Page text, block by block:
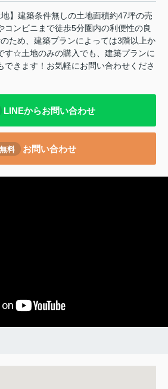
】建築条件無しの土地面積約47坪の売
コンビニまで徒歩5分圏内の利便性の良
ため、建築プランによっては3階以上か
す☆土地のみの購入でも、建築プランに
できます！お気軽にお問い合わせくださ
LINEからお問い合わせ
無料 お問い合わせ